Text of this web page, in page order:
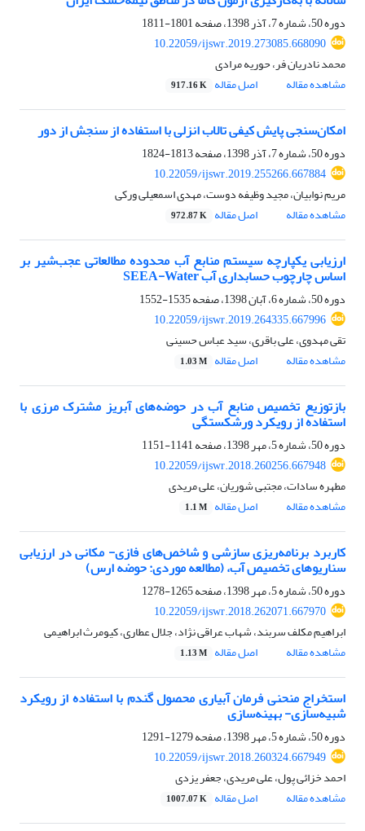
دوره 50، شماره 7، آذر 1398، صفحه
1801-1811
10.22059/ijswr.2019.273085.668090
محمد نادریان فر، حوریه مرادی
مشاهده مقاله
اصل مقاله 917.16 K
امکان‌سنجی پایش کیفی تالاب انزلی با استفاده از سنجش از دور
دوره 50، شماره 7، آذر 1398، صفحه
1813-1824
10.22059/ijswr.2019.255266.667884
مریم نوابیان، مجید وظیفه دوست، مهدی اسمعیلی ورکی
مشاهده مقاله
اصل مقاله 972.87 K
ارزیابی یکپارچه سیستم منابع آب محدوده مطالعاتی عجب‌شیر بر
اساس چارچوب حسابداری آب SEEA-Water
دوره 50، شماره 6، آبان 1398، صفحه
1535-1552
10.22059/ijswr.2019.264335.667996
تقی مهدوی، علی باقری، سید عباس حسینی
مشاهده مقاله
اصل مقاله 1.03 M
بازتوزیع تخصیص منابع آب در حوضه‌های آبریز مشترک مرزی با
استفاده از رویکرد ورشکستگی
دوره 50، شماره 5، مهر 1398، صفحه
1141-1151
10.22059/ijswr.2018.260256.667948
مطهره سادات، مجتبی شوریان، علی مریدی
مشاهده مقاله
اصل مقاله 1.1 M
کاربرد برنامه‌ریزی سازشی و شاخص‌های فازی- مکانی در ارزیابی
سناریوهای تخصیص آب، (مطالعه موردی: حوضه ارس)
دوره 50، شماره 5، مهر 1398، صفحه
1265-1278
10.22059/ijswr.2018.262071.667970
ابراهیم مکلف سربند، شهاب عراقی نژاد، جلال عطاری، کیومرث ابراهیمی
مشاهده مقاله
اصل مقاله 1.13 M
استخراج منحنی فرمان آبیاری محصول گندم با استفاده از رویکرد
شبیه‌سازی- بهینه‌سازی
دوره 50، شماره 5، مهر 1398، صفحه
1279-1291
10.22059/ijswr.2018.260324.667949
احمد خزائی پول، علی مریدی، جعفر یزدی
مشاهده مقاله
اصل مقاله 1007.07 K